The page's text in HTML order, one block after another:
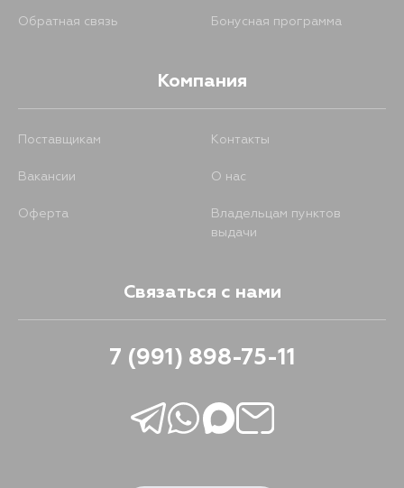
Обратная связь Бонусная программа
Компания
Поставщикам Контакты
Вакансии О нас
Оферта
Владельцам пунктов
выдачи
Связаться с нами
7 (991) 898-75-11